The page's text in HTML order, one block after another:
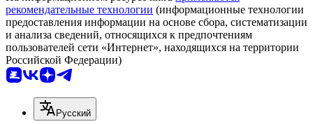
рекомендательные технологии (информационные технологии
предоставления информации на основе сбора, систематизации
и анализа сведений, относящихся к предпочтениям
пользователей сети «Интернет», находящихся на территории
Российской Федерации)
Русский